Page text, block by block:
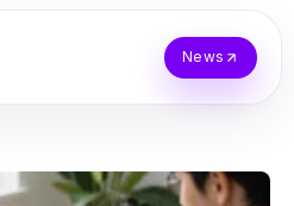
News